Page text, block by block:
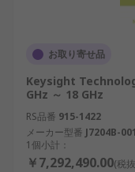
お取り寄せ品
Keysight
GHz ～ 18 GHz
RS品番 915-1422
メーカー型番 J7204B-001
1個小計：
￥7,292,490.00(税